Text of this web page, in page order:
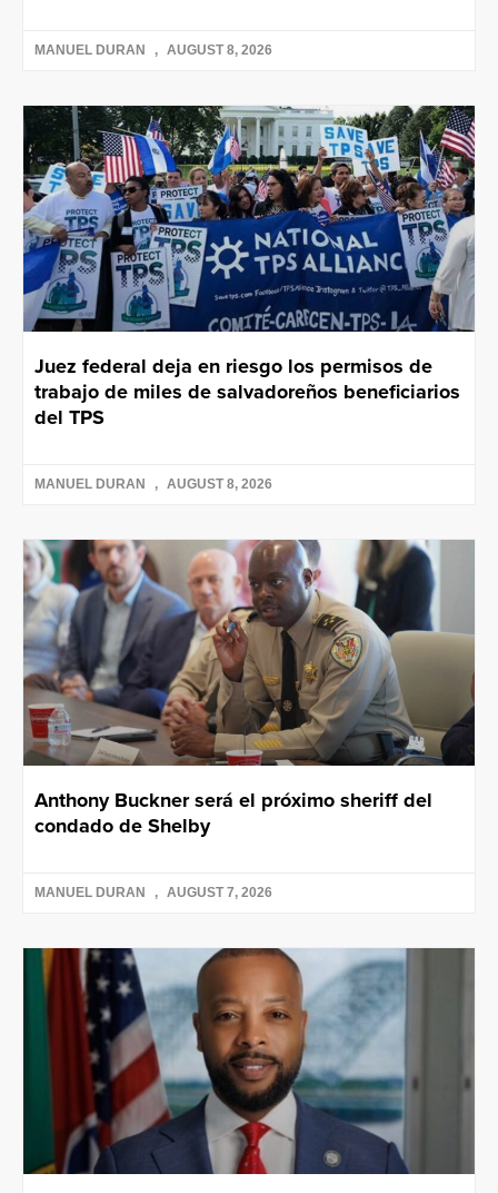
MANUEL DURAN AUGUST 8, 2026
Juez federal deja en riesgo los permisos de
trabajo de miles de salvadoreños beneficiarios
del TPS
MANUEL DURAN AUGUST 8, 2026
Anthony Buckner será el próximo sheriff del
condado de Shelby
MANUEL DURAN AUGUST 7, 2026